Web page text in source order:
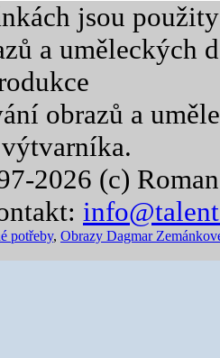
jsou
a uměleckých
obrazů a
výtvarníka.
2026 (c)
potřeby, Obrazy Dagmar